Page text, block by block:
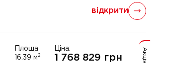
відкрити
Акція
Площа
16.39 м 2
Ціна:
1 768 829 грн